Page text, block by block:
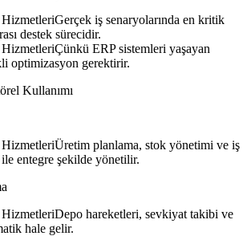
iş senaryolarında en kritik
destek sürecidir.
ERP sistemleri yaşayan
optimizasyon gerektirir.
Kullanımı
planlama, stok yönetimi ve iş
entegre şekilde yönetilir.
hareketleri, sevkiyat takibi ve
hale gelir.